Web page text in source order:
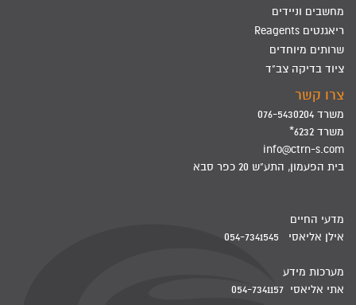
מחשבים וניידים
ריאגנטים Reagents
שרותים מיוחדים
ציוד בדיקה צב"ד
צרו קשר
משרד 076-5430204
משרד 6232*
info@ctrn-s.com
בית הפעמון, התע"ש 20 כפר סבא
מדעי החיים
אילן אליאסי 054-7341545
מערכות מידע
אתי אליאסי 054-7341157